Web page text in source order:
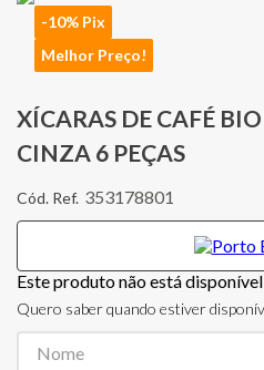
-10% Pix
Melhor Preço!
XÍCARAS DE CAFÉ
CINZA 6 PEÇAS
353178801
Este produto não está
Quero saber quando estiver